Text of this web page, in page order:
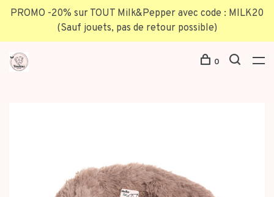
PROMO -20% sur TOUT Milk&Pepper avec code : MILK20
(Sauf jouets, pas de retour possible)
0